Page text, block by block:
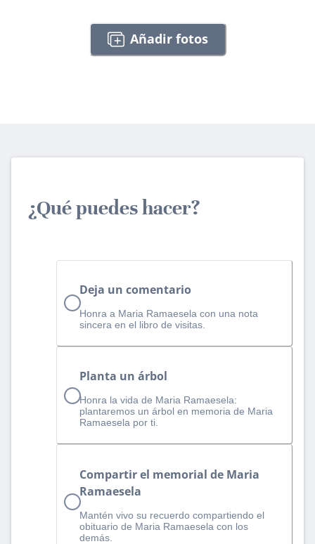
Añadir fotos
¿Qué puedes hacer?
Deja un comentario
Honra a Maria Ramaesela con una nota
sincera en el libro de visitas.
Planta un árbol
Honra la vida de Maria Ramaesela:
plantaremos un árbol en memoria de Maria
Ramaesela por ti.
Compartir el memorial de Maria
Ramaesela
Mantén vivo su recuerdo compartiendo el
obituario de Maria Ramaesela con los
demás.